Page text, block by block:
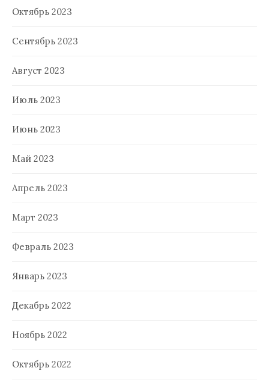
Октябрь 2023
Сентябрь 2023
Август 2023
Июль 2023
Июнь 2023
Май 2023
Апрель 2023
Март 2023
Февраль 2023
Январь 2023
Декабрь 2022
Ноябрь 2022
Октябрь 2022